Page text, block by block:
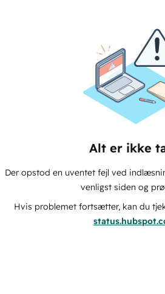
Alt er ikke
Der opstod en uventet fejl ved
venligst siden og
Hvis problemet fortsætter, kan du